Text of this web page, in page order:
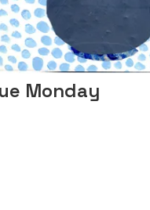
Monday